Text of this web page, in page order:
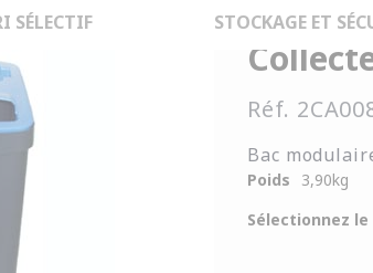
SÉLECTIF STOCKAGE ET
Réf.
Bac
Poids 3,90kg
Sélectionnez